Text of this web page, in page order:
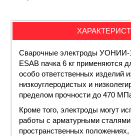
Сварочные электроды УОНИИ-
ESAB пачка 6 кг применяются
особо ответственных изделий
низкоуглеродистых и
пределом прочности до 470
Кроме того, электроды могут
работы с арматурными
пространственных